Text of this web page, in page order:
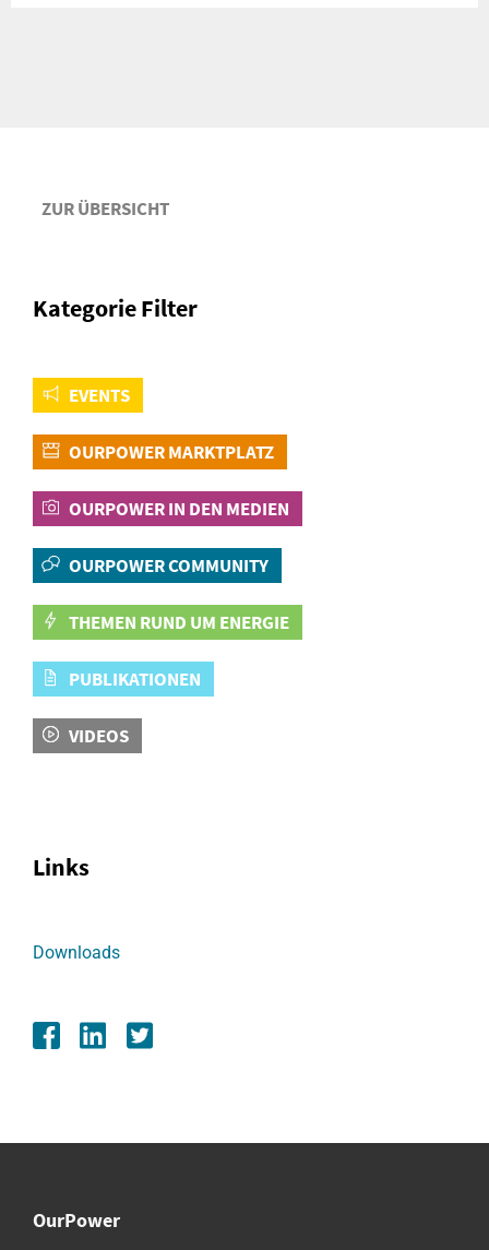
ZUR ÜBERSICHT
Kategorie Filter
EVENTS
OURPOWER MARKTPLATZ
OURPOWER IN DEN MEDIEN
OURPOWER COMMUNITY
THEMEN RUND UM ENERGIE
PUBLIKATIONEN
VIDEOS
Links
Downloads
OurPower